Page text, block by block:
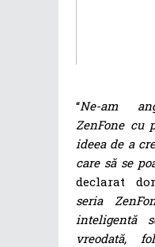
“Ne-am
ZenFone cu
ideea de a
care să se
declarat
seria
inteligentă
vreodată,